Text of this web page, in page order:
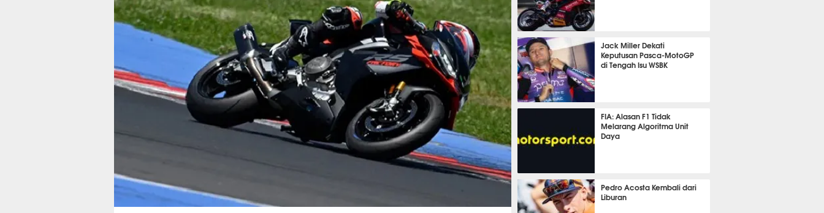
3 jam 17 menit lalu
Jack Miller Dekati
Keputusan Pasca-MotoGP
di Tengah Isu WSBK
7 jam 32 menit lalu
FIA: Alasan F1 Tidak
Melarang Algoritma Unit
Daya
13 jam 32 menit lalu
Pedro Acosta Kembali dari
Liburan